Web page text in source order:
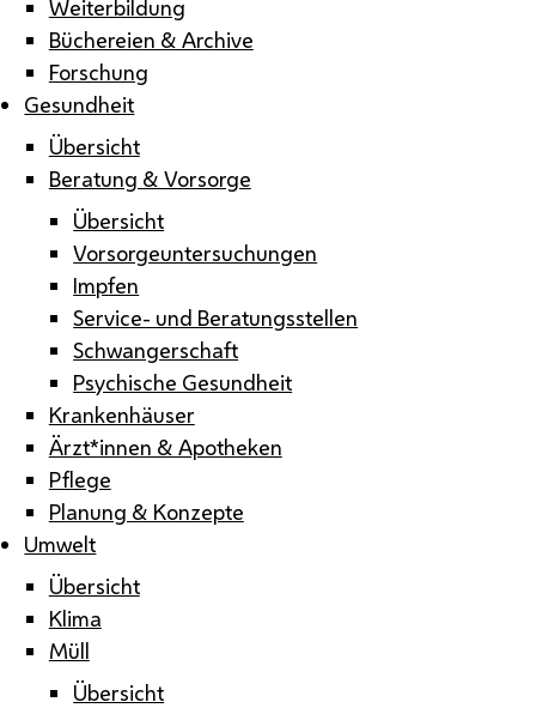
Weiterbildung
Büchereien & Archive
Forschung
Gesundheit
Übersicht
Beratung & Vorsorge
Übersicht
Vorsorgeuntersuchungen
Impfen
Service- und Beratungsstellen
Schwangerschaft
Psychische Gesundheit
Krankenhäuser
Ärzt*innen & Apotheken
Pflege
Planung & Konzepte
Umwelt
Übersicht
Klima
Müll
Übersicht